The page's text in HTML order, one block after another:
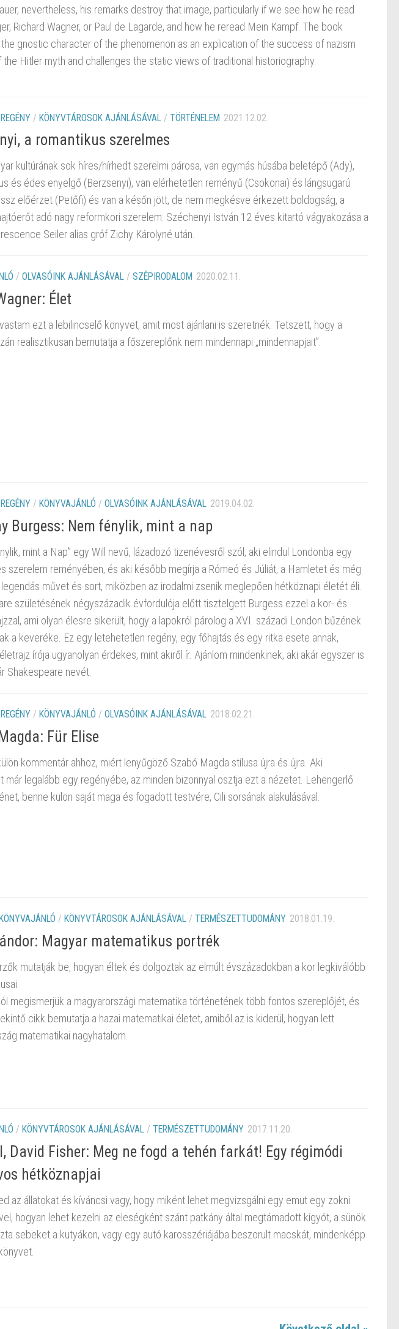
nevertheless, his remarks destroy that image, particularly if we see how he read
Richard Wagner, or Paul de Lagarde, and how he reread Mein Kampf. The book
gnostic character of the phenomenon as an explication of the success of nazism
the Hitler myth and challenges the static views of traditional historiography.
/ KÖNYVTÁROSOK AJÁNLÁSÁVAL / TÖRTÉNELEM 2021.12.02.
a romantikus szerelmes
kultúrának sok híres/hírhedt szerelmi párosa, van egymás húsába beletépő (Ady),
és édes enyelgő (Berzsenyi), van elérhetetlen reményű (Csokonai) és lángsugarú
előérzet (Petőfi) és van a későn jött, de nem megkésve érkezett boldogság, a
adó nagy reformkori szerelem: Széchenyi István 12 éves kitartó vágyakozása a
Seiler alias gróf Zichy Károlyné után.
/ OLVASÓINK AJÁNLÁSÁVAL / SZÉPIRODALOM 2020.02.11.
Élet
ezt a lebilincselő könyvet, amit most ajánlani is szeretnék. Tetszett, hogy a
realisztikusan bemutatja a főszereplőnk nem mindennapi „mindennapjait”.
/ KÖNYVAJÁNLÓ / OLVASÓINK AJÁNLÁSÁVAL 2019.04.02.
Burgess: Nem fénylik, mint a nap
mint a Nap” egy Will nevű, lázadozó tizenévesről szól, aki elindul Londonba egy
szerelem reményében, és aki később megírja a Rómeó és Júliát, a Hamletet és még
művet és sort, miközben az irodalmi zsenik meglepően hétköznapi életét éli.
születésének négyszázadik évfordulója előtt tisztelgett Burgess ezzel a kor- és
ami olyan élesre sikerült, hogy a lapokról párolog a XVI. századi London bűzének
a keveréke. Ez egy letehetetlen regény, egy főhajtás és egy ritka esete annak,
írója ugyanolyan érdekes, mint akiről ír. Ajánlom mindenkinek, aki akár egyszer is
Shakespeare nevét.
/ KÖNYVAJÁNLÓ / OLVASÓINK AJÁNLÁSÁVAL 2018.02.21.
Für Elise
kommentár ahhoz, miért lenyűgöző Szabó Magda stílusa újra és újra. Aki
már legalább egy regényébe, az minden bizonnyal osztja ezt a nézetet. Lehengerlő
benne külön saját maga és fogadott testvére, Cili sorsának alakulásával.
/ KÖNYVTÁROSOK AJÁNLÁSÁVAL / TERMÉSZETTUDOMÁNY 2018.01.19.
Magyar matematikus portrék
mutatják be, hogyan éltek és dolgoztak az elmúlt évszázadokban a kor legkiválóbb
megismerjük a magyarországi matematika történetének több fontos szereplőjét, és
cikk bemutatja a hazai matematikai életet, amiből az is kiderül, hogyan lett
matematikai nagyhatalom.
/ KÖNYVTÁROSOK AJÁNLÁSÁVAL / TERMÉSZETTUDOMÁNY 2017.11.20.
David Fisher: Meg ​ne fogd a tehén farkát! Egy régimódi
hétköznapjai
az állatokat és kíváncsi vagy, hogy miként lehet megvizsgálni egy emut egy zokni
hogyan lehet kezelni az eleségként szánt patkány által megtámadott kígyót, a sünök
sebeket a kutyákon, vagy egy autó karosszériájába beszorult macskát, mindenképp